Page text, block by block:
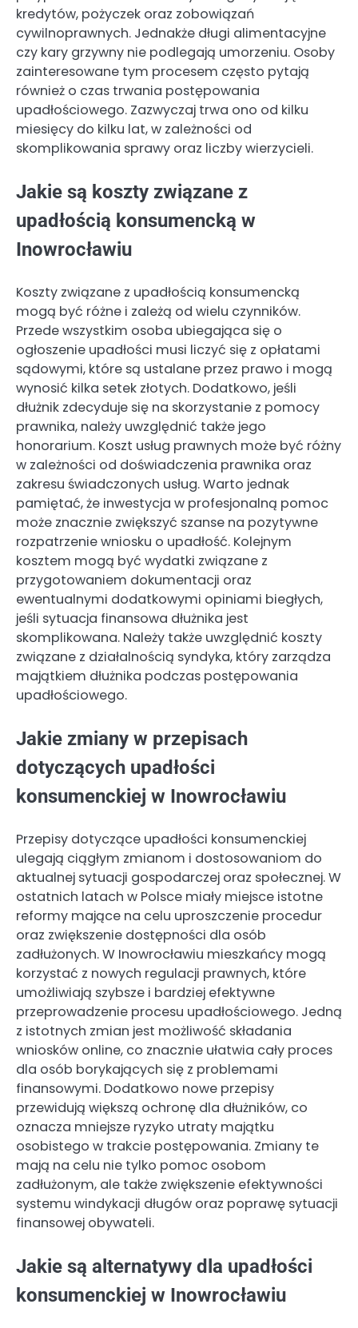
kredytów, pożyczek oraz zobowiązań
cywilnoprawnych. Jednakże długi alimentacyjne
czy kary grzywny nie podlegają umorzeniu. Osoby
zainteresowane tym procesem często pytają
również o czas trwania postępowania
upadłościowego. Zazwyczaj trwa ono od kilku
miesięcy do kilku lat, w zależności od
skomplikowania sprawy oraz liczby wierzycieli.
Jakie są koszty związane z
upadłością konsumencką w
Inowrocławiu
Koszty związane z upadłością konsumencką
mogą być różne i zależą od wielu czynników.
Przede wszystkim osoba ubiegająca się o
ogłoszenie upadłości musi liczyć się z opłatami
sądowymi, które są ustalane przez prawo i mogą
wynosić kilka setek złotych. Dodatkowo, jeśli
dłużnik zdecyduje się na skorzystanie z pomocy
prawnika, należy uwzględnić także jego
honorarium. Koszt usług prawnych może być różny
w zależności od doświadczenia prawnika oraz
zakresu świadczonych usług. Warto jednak
pamiętać, że inwestycja w profesjonalną pomoc
może znacznie zwiększyć szanse na pozytywne
rozpatrzenie wniosku o upadłość. Kolejnym
kosztem mogą być wydatki związane z
przygotowaniem dokumentacji oraz
ewentualnymi dodatkowymi opiniami biegłych,
jeśli sytuacja finansowa dłużnika jest
skomplikowana. Należy także uwzględnić koszty
związane z działalnością syndyka, który zarządza
majątkiem dłużnika podczas postępowania
upadłościowego.
Jakie zmiany w przepisach
dotyczących upadłości
konsumenckiej w Inowrocławiu
Przepisy dotyczące upadłości konsumenckiej
ulegają ciągłym zmianom i dostosowaniom do
aktualnej sytuacji gospodarczej oraz społecznej. W
ostatnich latach w Polsce miały miejsce istotne
reformy mające na celu uproszczenie procedur
oraz zwiększenie dostępności dla osób
zadłużonych. W Inowrocławiu mieszkańcy mogą
korzystać z nowych regulacji prawnych, które
umożliwiają szybsze i bardziej efektywne
przeprowadzenie procesu upadłościowego. Jedną
z istotnych zmian jest możliwość składania
wniosków online, co znacznie ułatwia cały proces
dla osób borykających się z problemami
finansowymi. Dodatkowo nowe przepisy
przewidują większą ochronę dla dłużników, co
oznacza mniejsze ryzyko utraty majątku
osobistego w trakcie postępowania. Zmiany te
mają na celu nie tylko pomoc osobom
zadłużonym, ale także zwiększenie efektywności
systemu windykacji długów oraz poprawę sytuacji
finansowej obywateli.
Jakie są alternatywy dla upadłości
konsumenckiej w Inowrocławiu